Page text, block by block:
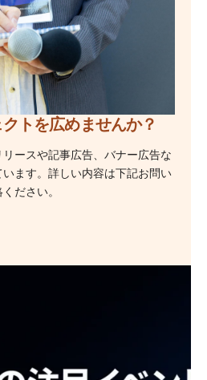
トを広めませんか？
ースや記事広告、バナー広告な
ます。詳しい内容は下記お問い
ださい。